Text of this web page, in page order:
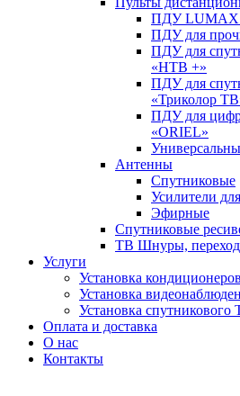
ПДУ LUMAX
ПДУ для
ПДУ для
«НТВ +»
ПДУ для
«Триколор
ПДУ для
«ORIEL»
Антенны
Спутниковые
Усилители
Эфирные
Спутниковые
ТВ Шнуры,
Услуги
Установка кондиционеров
Установка
Установка спутникового
Оплата и доставка
О нас
Контакты